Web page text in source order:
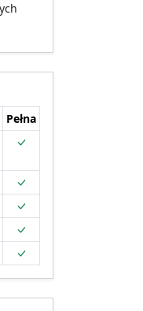
Pełna